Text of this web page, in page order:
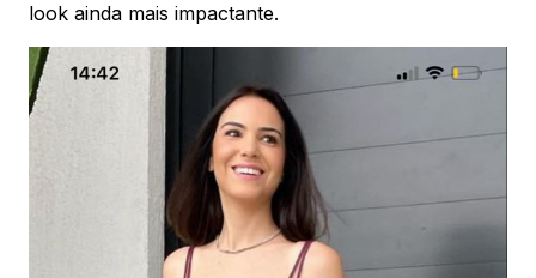
look ainda mais impactante.